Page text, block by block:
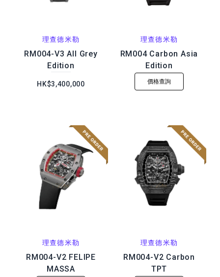
理查德米勒
RM004-V3 All Grey
Edition
HK$3,400,000
理查德米勒
RM004 Carbon Asia
Edition
價格查詢
理查德米勒
RM004-V2 FELIPE
MASSA
理查德米勒
RM004-V2 Carbon
TPT